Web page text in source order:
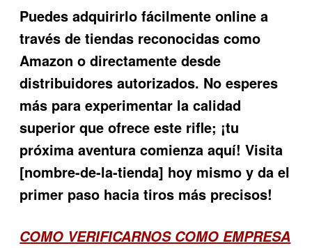
Puedes adquirirlo fácilmente online a
través de tiendas reconocidas como
Amazon o directamente desde
distribuidores autorizados. No esperes
más para experimentar la calidad
superior que ofrece este rifle; ¡tu
próxima aventura comienza aquí! Visita
[nombre-de-la-tienda] hoy mismo y da el
primer paso hacia tiros más precisos!
COMO VERIFICARNOS COMO EMPRESA